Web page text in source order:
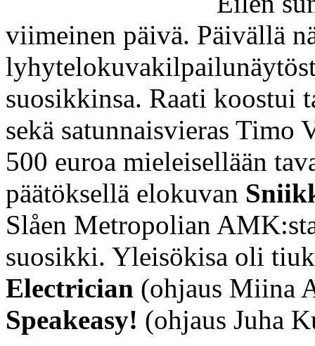
viimeinen päivä. Päivällä
suosikkinsa. Raati koostui
sekä satunnaisvieras Timo
500 euroa mieleisellään
päätöksellä elokuvan
Slåen Metropolian
suosikki. Yleisökisa oli
Electrician (ohjaus Miina
Speakeasy! (ohjaus Juha